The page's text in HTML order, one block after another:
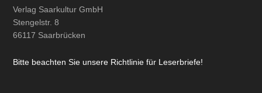
Verlag Saarkultur GmbH
Stengelstr. 8
66117 Saarbrücken
Bitte beachten Sie unsere Richtlinie für Leserbriefe!